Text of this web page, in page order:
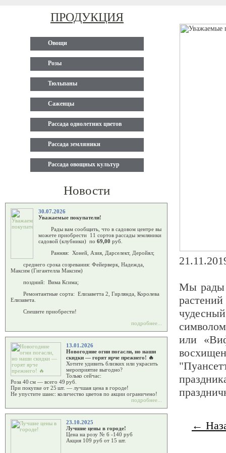
ПРОДУКЦИЯ
Овощи
Розы
Тюльпаны
Саженцы
Рассада однолетних цветов
Рассада земляники
Рассада овощных культур
Новости
30.07.2026
Уважаемые покупатели!
Рады вам сообщить, что в садовом центре вы
можете приобрести 11 сортов рассады земляники
садовой (клубники) по 69,00 руб.
Ранняя: Хоней, Азия, Дарселект, Деройял;
среднего срока созревания: Фейерверк, Надежда,
Максим (Гигантелла Максим)
поздний: Вима Ксима;
Ремонтантные сорта: Елизаветта 2, Гирлянда, Королева
Елизавета.
Спешите приобрести!
подробнее...
13.01.2026
Новогодние огни погасли, но наши
скидки — горят ярче прежнего! 🔥
Хотите удивить близких или украсить
мероприятие выгодно?
Только сейчас:
Роза 40 см — всего 49 руб.
При покупке от 25 шт. — лучшая цена в городе!
Не упустите шанс: количество цветов по акции ограничено!
подробнее...
23.10.2025
Лучшие цены в городе!
Цена на розу № 6 -140 руб
Акция 109 руб от 15 шт.
Мы рады
или
←